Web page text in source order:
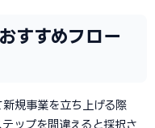
すすめフロー
規事業を立ち上げる際
ップを間違えると採択さ